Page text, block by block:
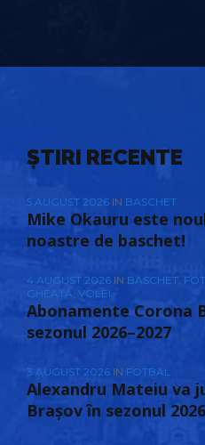
ȘTIRI RECENTE
5 AUGUST 2026 IN BASCHET
Mike Okauru este
noastre de baschet!
4 AUGUST 2026 IN BASCHET
GHEAȚĂ VOLEI
Abonamente Corona
sezonul 2026–2027
3 AUGUST 2026 IN FOTBAL
Alexandru Mateiu va
Brașov în sezonul